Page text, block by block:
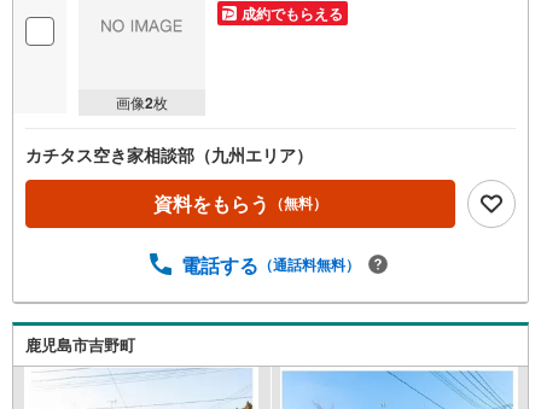
画像2枚
成約でもらえる
カチタス空き家相談部（九州エリア）
資料をもらう （無料）
電話する （通話料無料）
鹿児島市吉野町